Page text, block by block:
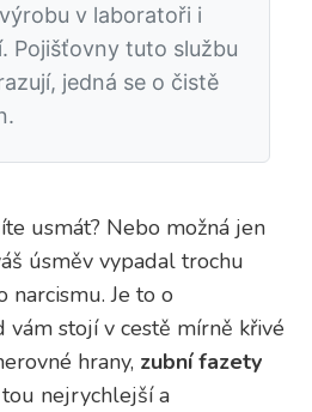
v laboratoři i
Pojišťovny tuto službu
jedná se o čistě
usmát? Nebo možná jen
úsměv vypadal trochu
narcismu. Je to o
stojí v cestě mírně křivé
hrany, zubní fazety
nejrychlejší a